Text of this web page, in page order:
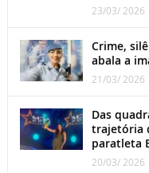
23/03/ 2026
Crime,
abala a
21/03/ 2026
Das
trajetória
paratleta
20/03/ 2026